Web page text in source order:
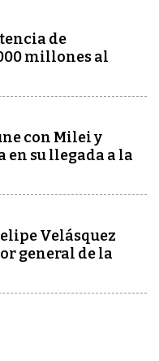
de
millones al
con Milei y
en su llegada a la
Velásquez
general de la